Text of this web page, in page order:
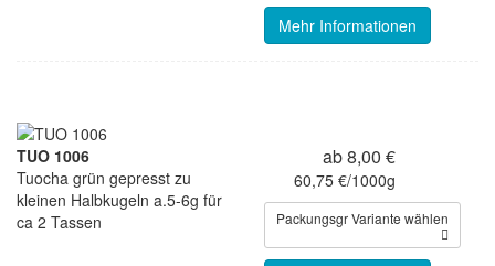
Mehr Informationen
TUO 1006
Tuocha grün gepresst zu
kleinen Halbkugeln a.5-6g für
ca 2 Tassen
ab 8,00 €
60,75 €/1000g
Packungsgr Variante wählen